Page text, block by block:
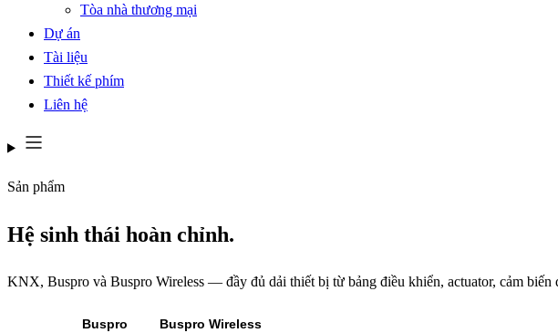
Tòa nhà thương mại
Dự án
Tài liệu
Thiết kế phím
Liên hệ
Sản phẩm
Hệ sinh thái hoàn chỉnh.
KNX, Buspro và Buspro Wireless — đầy đủ dải thiết bị từ bảng điều khiển, actuator, cảm biến
Buspro Buspro Wireless